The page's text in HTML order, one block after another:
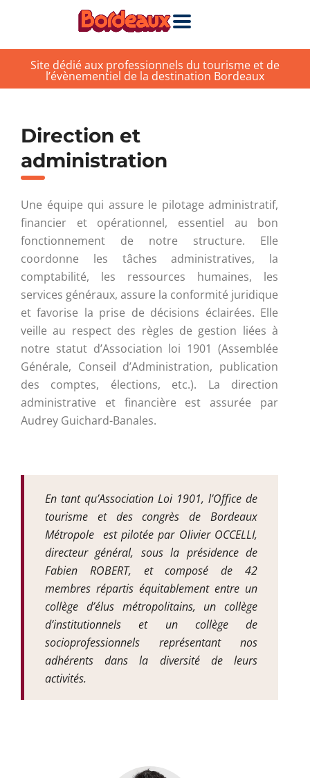
Site dédié aux professionnels du tourisme et de
l’évènementiel de la destination Bordeaux
Direction et
administration
Une équipe qui assure le pilotage administratif,
financier et opérationnel, essentiel au bon
fonctionnement de notre structure. Elle
coordonne les tâches administratives, la
comptabilité, les ressources humaines, les
services généraux, assure la conformité juridique
et favorise la prise de décisions éclairées. Elle
veille au respect des règles de gestion liées à
notre statut d’Association loi 1901 (Assemblée
Générale, Conseil d’Administration, publication
des comptes, élections, etc.). La direction
administrative et financière est assurée par
Audrey Guichard-Banales.
En tant qu’Association Loi 1901, l’Office de
tourisme et des congrès de Bordeaux
Métropole est pilotée par Olivier OCCELLI,
directeur général, sous la présidence de
Fabien ROBERT, et composé de 42
membres répartis équitablement entre un
collège d’élus métropolitains, un collège
d’institutionnels et un collège de
socioprofessionnels représentant nos
adhérents dans la diversité de leurs
activités.